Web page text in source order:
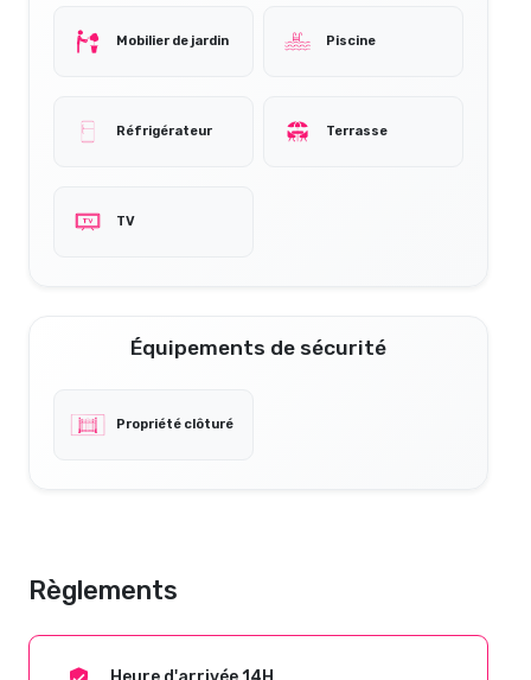
Mobilier de jardin Piscine
Réfrigérateur Terrasse
TV
Équipements de sécurité
Propriété clôturé
Règlements